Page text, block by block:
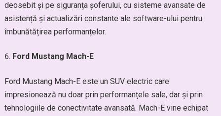
deosebit și pe siguranța șoferului, cu sisteme avansate de
asistență și actualizări constante ale software-ului pentru
îmbunătățirea performanțelor.
Ford Mustang Mach-E
Ford Mustang Mach-E este un SUV electric care
impresionează nu doar prin performanțele sale, dar și prin
tehnologiile de conectivitate avansată. Mach-E vine echipat